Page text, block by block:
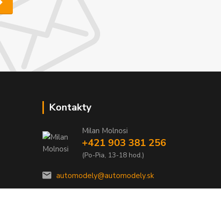
Kontakty
Milan Molnosi
+421 903 381 256
(Po-Pia, 13-18 hod.)
automodely@automodely.sk